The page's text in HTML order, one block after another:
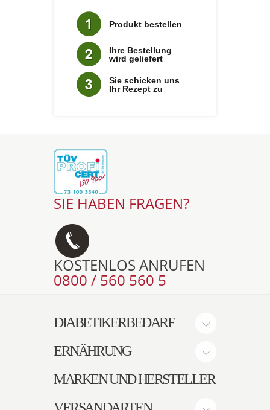
Produkt bestellen
Ihre Bestellung
wird geliefert
Sie schicken uns
Ihr Rezept zu
SIE HABEN FRAGEN?
KOSTENLOS ANRUFEN
0800 / 560 560 5
DIABETIKERBEDARF
ERNÄHRUNG
MARKEN UND HERSTELLER